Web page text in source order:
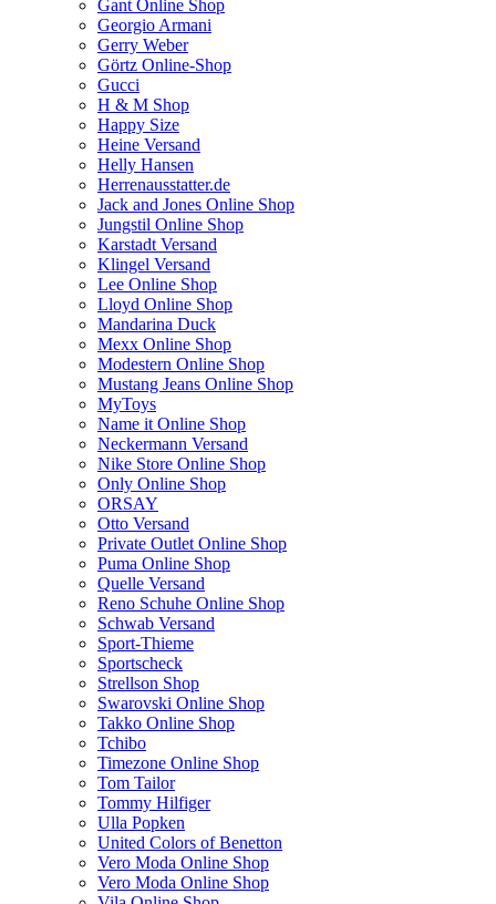
Gant Online Shop
Georgio Armani
Gerry Weber
Görtz Online-Shop
Gucci
H & M Shop
Happy Size
Heine Versand
Helly Hansen
Herrenausstatter.de
Jack and Jones Online Shop
Jungstil Online Shop
Karstadt Versand
Klingel Versand
Lee Online Shop
Lloyd Online Shop
Mandarina Duck
Mexx Online Shop
Modestern Online Shop
Mustang Jeans Online Shop
MyToys
Name it Online Shop
Neckermann Versand
Nike Store Online Shop
Only Online Shop
ORSAY
Otto Versand
Private Outlet Online Shop
Puma Online Shop
Quelle Versand
Reno Schuhe Online Shop
Schwab Versand
Sport-Thieme
Sportscheck
Strellson Shop
Swarovski Online Shop
Takko Online Shop
Tchibo
Timezone Online Shop
Tom Tailor
Tommy Hilfiger
Ulla Popken
United Colors of Benetton
Vero Moda Online Shop
Vero Moda Online Shop